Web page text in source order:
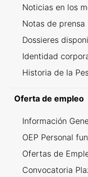
Noticias en los
Notas de prensa
Dossieres
Identidad
Historia de la
Oferta de empleo
Información
OEP Personal
Ofertas de
Convocatoria